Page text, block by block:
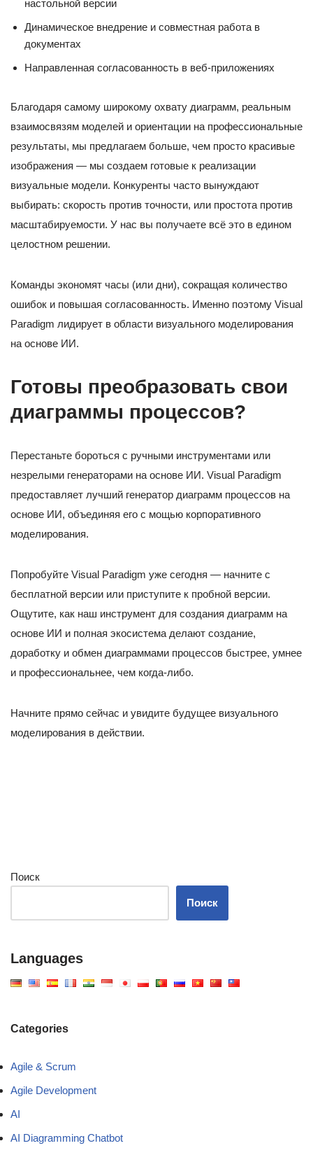
настольной версии
Динамическое внедрение и совместная работа в
документах
Направленная согласованность в веб-приложениях
Благодаря самому широкому охвату диаграмм, реальным
взаимосвязям моделей и ориентации на профессиональные
результаты, мы предлагаем больше, чем просто красивые
изображения — мы создаем готовые к реализации
визуальные модели. Конкуренты часто вынуждают
выбирать: скорость против точности, или простота против
масштабируемости. У нас вы получаете всё это в едином
целостном решении.
Команды экономят часы (или дни), сокращая количество
ошибок и повышая согласованность. Именно поэтому Visual
Paradigm лидирует в области визуального моделирования
на основе ИИ.
Готовы преобразовать свои
диаграммы процессов?
Перестаньте бороться с ручными инструментами или
незрелыми генераторами на основе ИИ. Visual Paradigm
предоставляет лучший генератор диаграмм процессов на
основе ИИ, объединяя его с мощью корпоративного
моделирования.
Попробуйте Visual Paradigm уже сегодня — начните с
бесплатной версии или приступите к пробной версии.
Ощутите, как наш инструмент для создания диаграмм на
основе ИИ и полная экосистема делают создание,
доработку и обмен диаграммами процессов быстрее, умнее
и профессиональнее, чем когда-либо.
Начните прямо сейчас и увидите будущее визуального
моделирования в действии.
Поиск
Поиск
Languages
Categories
Agile & Scrum
Agile Development
AI
AI Diagramming Chatbot